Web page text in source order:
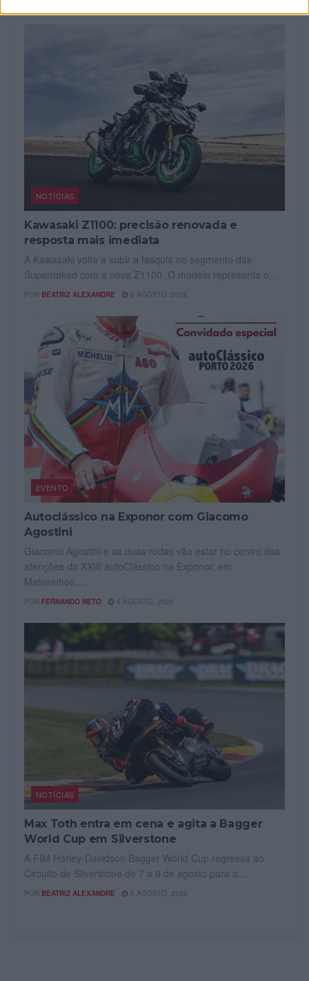
NOTÍCIAS
Kawasaki Z1100: precisão renovada e
resposta mais imediata
A Kawasaki volta a subir a fasquia no segmento das
Supernaked com a nova Z1100. O modelo representa o...
POR BEATRIZ ALEXANDRE 6 AGOSTO, 2026
EVENTO
Autoclássico na Exponor com Giacomo
Agostini
Giacomo Agostini e as duas rodas vão estar no centro das
atenções do XXIII autoClássico na Exponor, em
Matosinhos,...
POR FERNANDO NETO 6 AGOSTO, 2026
NOTÍCIAS
Max Toth entra em cena e agita a Bagger
World Cup em Silverstone
A FIM Harley-Davidson Bagger World Cup regressa ao
Circuito de Silverstone de 7 a 9 de agosto para a...
POR BEATRIZ ALEXANDRE 5 AGOSTO, 2026